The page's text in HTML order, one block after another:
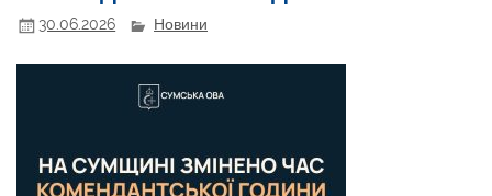
30.06.2026 Новини